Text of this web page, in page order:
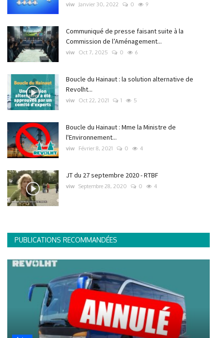
viw Janvier 30, 2022 0 9
Communiqué de presse faisant suite à la
Commission de l’Aménagement...
viw Oct 7, 2025 0 6
Boucle du Hainaut : la solution alternative de
Revolht...
viw Oct 22, 2021 1 5
Boucle du Hainaut : Mme la Ministre de
l'Environnement...
viw Février 8, 2021 0 4
JT du 27 septembre 2020 - RTBF
viw Septembre 28, 2020 0 4
PUBLICATIONS RECOMMANDÉES